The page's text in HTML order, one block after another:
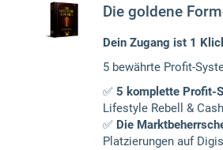
Die goldene
Dein Zugang ist 1
5 bewährte Profit-
✅ 5 komplette Profit-
Lifestyle Rebell &
✅ Die
Platzierungen auf